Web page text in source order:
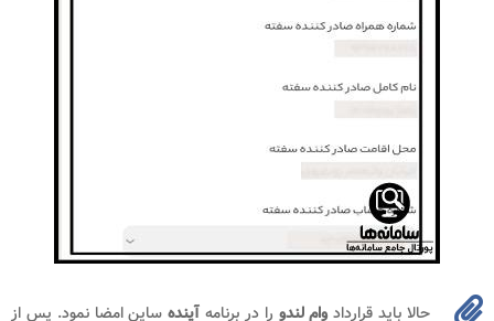
حالا باید قرارداد وام لندو را در برنامه آینده ساین امضا نمود. پس از